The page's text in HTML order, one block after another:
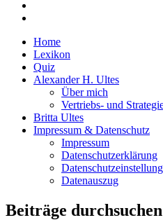
Home
Lexikon
Quiz
Alexander H. Ultes
Über mich
Vertriebs- und
Britta Ultes
Impressum & Datenschutz
Impressum
Datenschutzerklärung
Datenauszug
Beiträge